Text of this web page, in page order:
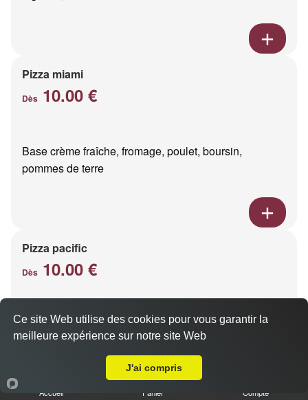
Pizza miami
Dès 10.00 €
Base crème fraîche, fromage, poulet, boursin,
pommes de terre
Pizza pacific
Dès 10.00 €
Base crème fraîche, fromage, saumon fumé
Accueil Panier Compte
Ce site Web utilise des cookies pour vous garantir la
meilleure expérience sur notre site Web
J'ai compris